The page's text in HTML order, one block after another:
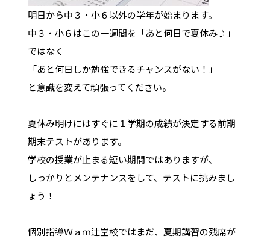
明日から中３・小６以外の学年が始まります。
中３・小６はこの一週間を「あと何日で夏休み♪」
ではなく
「あと何日しか勉強できるチャンスがない！」
と意識を変えて頑張ってください。
夏休み明けにはすぐに１学期の成績が決定する前期
期末テストがあります。
学校の授業が止まる短い期間ではありますが、
しっかりとメンテナンスをして、テストに挑みまし
ょう！
個別指導Ｗａｍ辻堂校ではまだ、夏期講習の残席が